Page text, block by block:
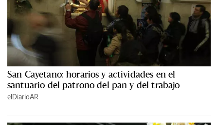
San Cayetano: horarios y actividades en el
santuario del patrono del pan y del trabajo
elDiarioAR